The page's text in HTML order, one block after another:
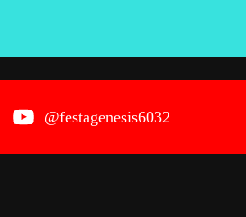
@festagenesis6032